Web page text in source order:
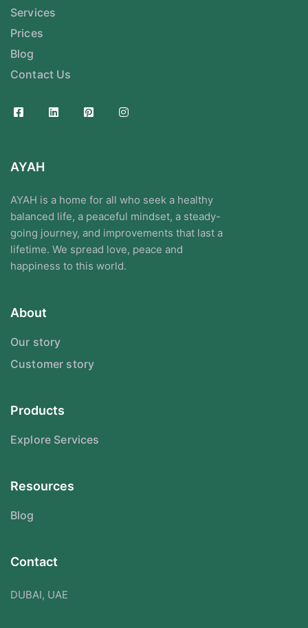
Services
Prices
Blog
Contact Us
AYAH
AYAH is a home for all who seek a healthy
balanced life, a peaceful mindset, a steady-
going journey, and improvements that last a
lifetime. We spread love, peace and
happiness to this world.
About
Our story
Customer story
Products
Explore Services
Resources
Blog
Contact
DUBAI, UAE